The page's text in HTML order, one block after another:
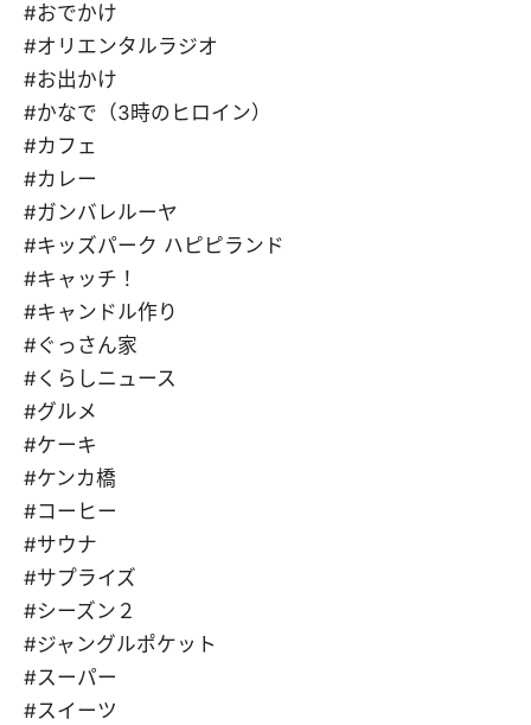
#おでかけ
#オリエンタルラジオ
#お出かけ
#かなで（3時のヒロイン）
#カフェ
#カレー
#ガンバレルーヤ
#キッズパーク ハピピランド
#キャッチ！
#キャンドル作り
#ぐっさん家
#くらしニュース
#グルメ
#ケーキ
#ケンカ橋
#コーヒー
#サウナ
#サプライズ
#シーズン２
#ジャングルポケット
#スーパー
#スイーツ